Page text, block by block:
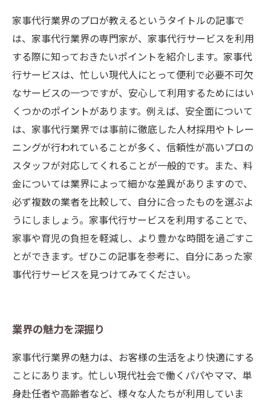
家事代行業界のプロが教えるというタイトルの記事で
は、家事代行業界の専門家が、家事代行サービスを利用
する際に知っておきたいポイントを紹介します。家事代
行サービスは、忙しい現代人にとって便利で必要不可欠
なサービスの一つですが、安心して利用するためにはい
くつかのポイントがあります。例えば、安全面について
は、家事代行業界では事前に徹底した人材採用やトレー
ニングが行われていることが多く、信頼性が高いプロの
スタッフが対応してくれることが一般的です。また、料
金については業界によって細かな差異がありますので、
必ず複数の業者を比較して、自分に合ったものを選ぶよ
うにしましょう。家事代行サービスを利用することで、
家事や育児の負担を軽減し、より豊かな時間を過ごすこ
とができます。ぜひこの記事を参考に、自分にあった家
事代行サービスを見つけてみてください。
業界の魅力を深掘り
家事代行業界の魅力は、お客様の生活をより快適にする
ことにあります。忙しい現代社会で働くパパやママ、単
身赴任者や高齢者など、様々な人たちが利用していま